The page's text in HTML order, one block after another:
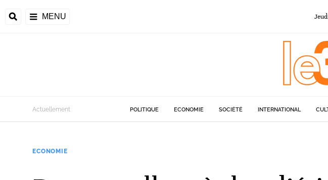
MENU
Actuellement POLITIQUE ECONOMIE SOCIÉTÉ INTERNATIONAL
ECONOMIE